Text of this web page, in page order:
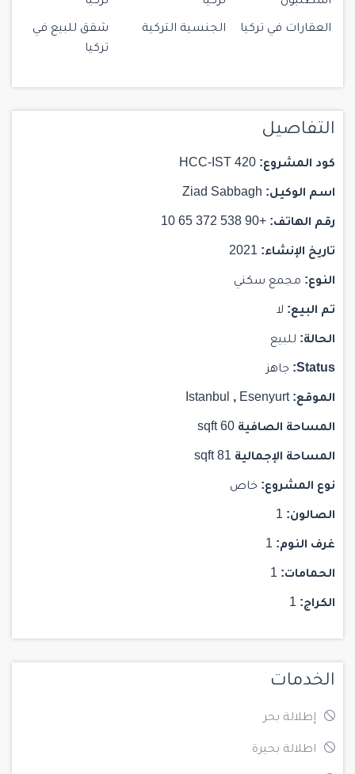
العقارات في تركيا الجنسية التركية
شقق للبيع في
تركيا
التفاصيل
كود المشروع:
اسم الوكيل:
رقم الهاتف: +90 538 372 65 10
تاريخ الإنشاء:
النوع: مجمع سكني
تم البيع:
الحالة:
Status: جاهز
الموقع: Istanbul , Esenyurt
المساحة الصافية
المساحة الإجمالية
نوع المشروع: خاص
الصالون:
غرف النوم:
الحمامات:
الكراج:
الخدمات
إطلالة بحر
اطلالة بحيرة